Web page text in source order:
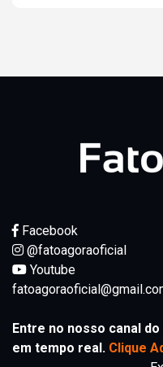
Facebook
@fatoagoraoficial
Youtube
Entre no nosso canal
em tempo real. Clique